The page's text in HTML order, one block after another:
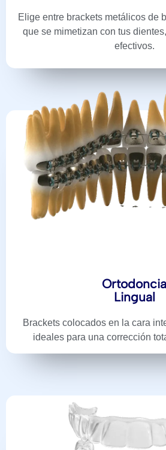
Elige entre brackets metálicos de
que se mimetizan con tus
efectivos.
Ortodoncia
Lingual
Brackets colocados en la cara
ideales para una corrección